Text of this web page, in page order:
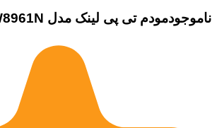
ناموجودمودم تی پی لینک مدل TD W8961N